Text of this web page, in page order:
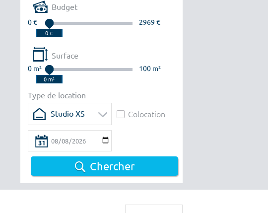
Budget
0 € 2969 €
Surface
0 m² 100 m²
Type de location
Studio XS
Colocation
Chercher